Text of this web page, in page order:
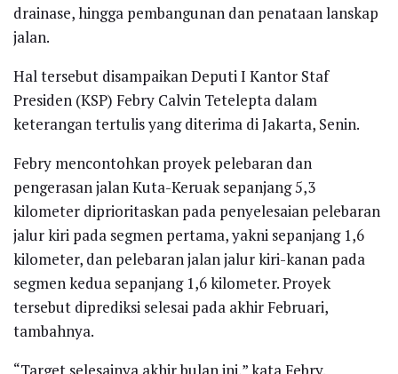
drainase, hingga pembangunan dan penataan lanskap
jalan.
Hal tersebut disampaikan Deputi I Kantor Staf
Presiden (KSP) Febry Calvin Tetelepta dalam
keterangan tertulis yang diterima di Jakarta, Senin.
Febry mencontohkan proyek pelebaran dan
pengerasan jalan Kuta-Keruak sepanjang 5,3
kilometer diprioritaskan pada penyelesaian pelebaran
jalur kiri pada segmen pertama, yakni sepanjang 1,6
kilometer, dan pelebaran jalan jalur kiri-kanan pada
segmen kedua sepanjang 1,6 kilometer. Proyek
tersebut diprediksi selesai pada akhir Februari,
tambahnya.